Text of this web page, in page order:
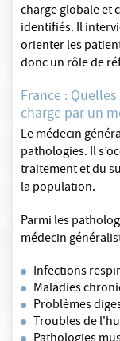
charge globale et
identifiés. Il
orienter les
donc un rôle de
France :
charge par un
Le médecin
pathologies. Il
traitement et du
la population.
Parmi les
médecin
Infections
Maladies
Problèmes
Troubles de